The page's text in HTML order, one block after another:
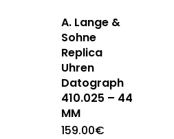
A. Lange &
Sohne
Replica
Uhren
Datograph
410.025 – 44
MM
159.00€